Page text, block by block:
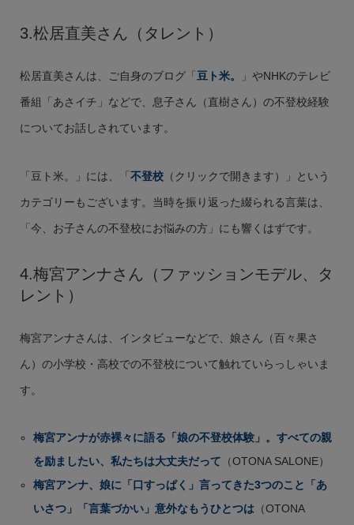
3.松居直美さん（タレント）
松居直美さんは、ご自身のブログ「 豆ト米。 」やNHKのテレビ
番組「あさイチ」などで、息子さん（直樹さん）の不登校経験
についてお話しされています。
「豆ト米。」には、「 不登校（クリックで開きます）」という
カテゴリーもございます。当時を振り返った綴られる言葉は、
「今、お子さんの不登校にお悩みの方」にも響くはずです。
4.梅宮アンナさん（ファッションモデル、タ
レント）
梅宮アンナさんは、インタビューなどで、娘さん（百々果さ
ん）の小学校・高校での不登校について触れていらっしゃいま
す。
梅宮アンナが赤裸々に語る「娘の不登校体験」。すべての親
を励ましたい、私たちは大丈夫だって （OTONA SALONE）
梅宮アンナ、娘に「口すっぱく」言ってきた3つのこと「あ
いさつ」「言葉づかい」意外なもうひとつは （OTONA